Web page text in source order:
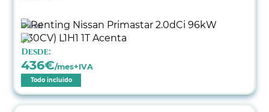
Diésel
Desde:
436€/mes+IVA
Todo incluido